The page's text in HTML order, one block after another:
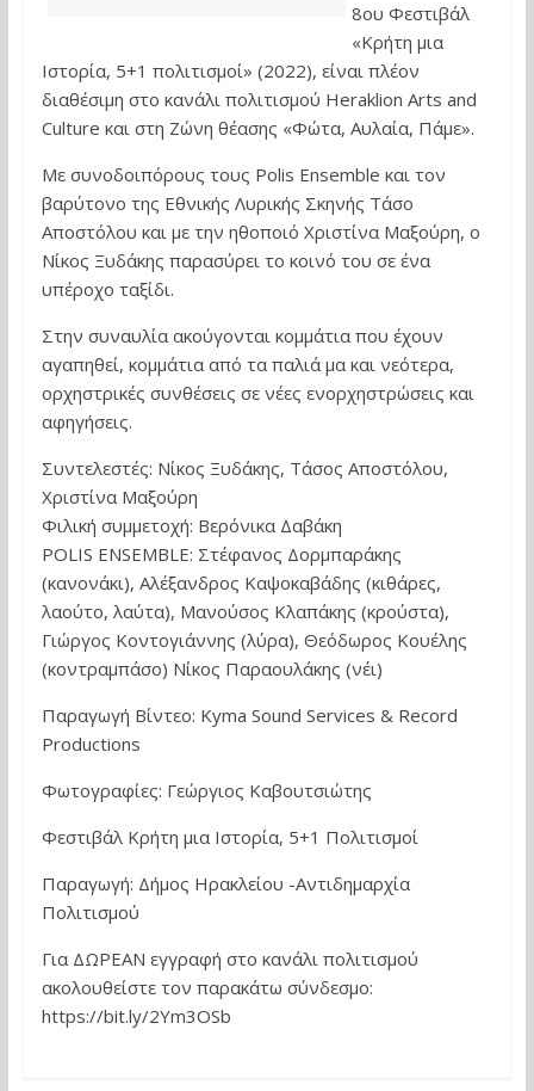
8ου Φεστιβάλ
«Κρήτη μια
Ιστορία, 5+1 πολιτισμοί» (2022), είναι πλέον
διαθέσιμη στο κανάλι πολιτισμού Heraklion Arts and
Culture και στη Ζώνη θέασης «Φώτα, Αυλαία, Πάμε».
Με συνοδοιπόρους τους Polis Ensemble και τον
βαρύτονο της Εθνικής Λυρικής Σκηνής Τάσο
Αποστόλου και με την ηθοποιό Χριστίνα Μαξούρη, ο
Νίκος Ξυδάκης παρασύρει το κοινό του σε ένα
υπέροχο ταξίδι.
Στην συναυλία ακούγονται κομμάτια που έχουν
αγαπηθεί, κομμάτια από τα παλιά μα και νεότερα,
ορχηστρικές συνθέσεις σε νέες ενορχηστρώσεις και
αφηγήσεις.
Συντελεστές: Νίκος Ξυδάκης, Τάσος Αποστόλου,
Χριστίνα Μαξούρη
Φιλική συμμετοχή: Βερόνικα Δαβάκη
POLIS ENSEMBLE: Στέφανος Δορμπαράκης
(κανονάκι), Αλέξανδρος Καψοκαβάδης (κιθάρες,
λαούτο, λαύτα), Μανούσος Κλαπάκης (κρούστα),
Γιώργος Κοντογιάννης (λύρα), Θεόδωρος Κουέλης
(κοντραμπάσο) Νίκος Παραουλάκης (νέι)
Παραγωγή Βίντεο: Kyma Sound Services & Record
Productions
Φωτογραφίες: Γεώργιος Καβουτσιώτης
Φεστιβάλ Κρήτη μια Ιστορία, 5+1 Πολιτισμοί
Παραγωγή: Δήμος Ηρακλείου -Αντιδημαρχία
Πολιτισμού
Για ΔΩΡΕΑΝ εγγραφή στο κανάλι πολιτισμού
ακολουθείστε τον παρακάτω σύνδεσμο:
https://bit.ly/2Ym3OSb